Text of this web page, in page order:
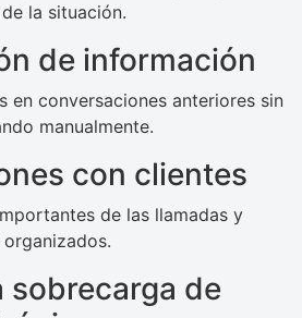
la situación.
de información
en conversaciones anteriores sin
manualmente.
con clientes
de las llamadas y
sobrecarga de